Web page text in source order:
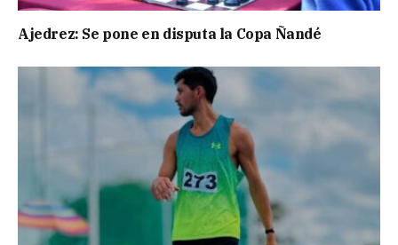
Ajedrez: Se pone en disputa la Copa Ñandé